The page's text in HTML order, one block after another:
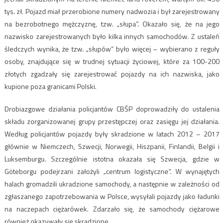
tys. zł. Pojazd miał przerobione numery nadwozia i był zarejestrowany
na bezrobotnego mężczyznę, tzw. „słupa”. Okazało się, że na jego
nazwisko zarejestrowanych było kilka innych samochodów. Z ustaleń
śledczych wynika, że tzw. „słupów” było więcej – wybierano z reguły
osoby, znajdujące się w trudnej sytuacji życiowej, które za 100-200
złotych zgadzały się zarejestrować pojazdy na ich nazwiska, jako
kupione poza granicami Polski.
Drobiazgowe działania policjantów CBŚP doprowadziły do ustalenia
składu zorganizowanej grupy przestępczej oraz zasięgu jej działania.
Według policjantów pojazdy były skradzione w latach 2012 – 2017
głównie w Niemczech, Szwecji, Norwegii, Hiszpanii, Finlandii, Belgii i
Luksemburgu. Szczególnie istotna okazała się Szwecja, gdzie w
Göteborgu podejrzani założyli „centrum logistyczne”. W wynajętych
halach gromadzili ukradzione samochody, a następnie w zależności od
zgłaszanego zapotrzebowania w Polsce, wysyłali pojazdy jako ładunki
na naczepach ciężarówek. Zdarzało się, że samochody ciężarowe